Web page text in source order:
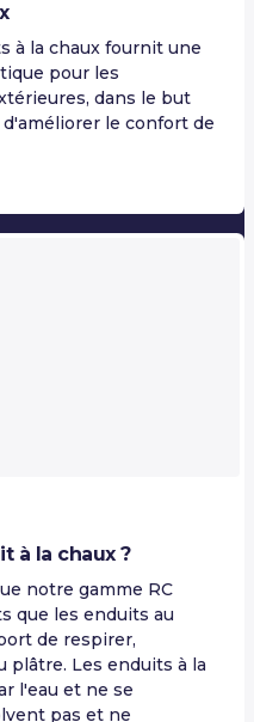
à la chaux fournit une
pour les
dans le but
le confort de
à la chaux ?
notre gamme RC
que les enduits au
de respirer,
plâtre. Les enduits à la
l'eau et ne se
pas et ne